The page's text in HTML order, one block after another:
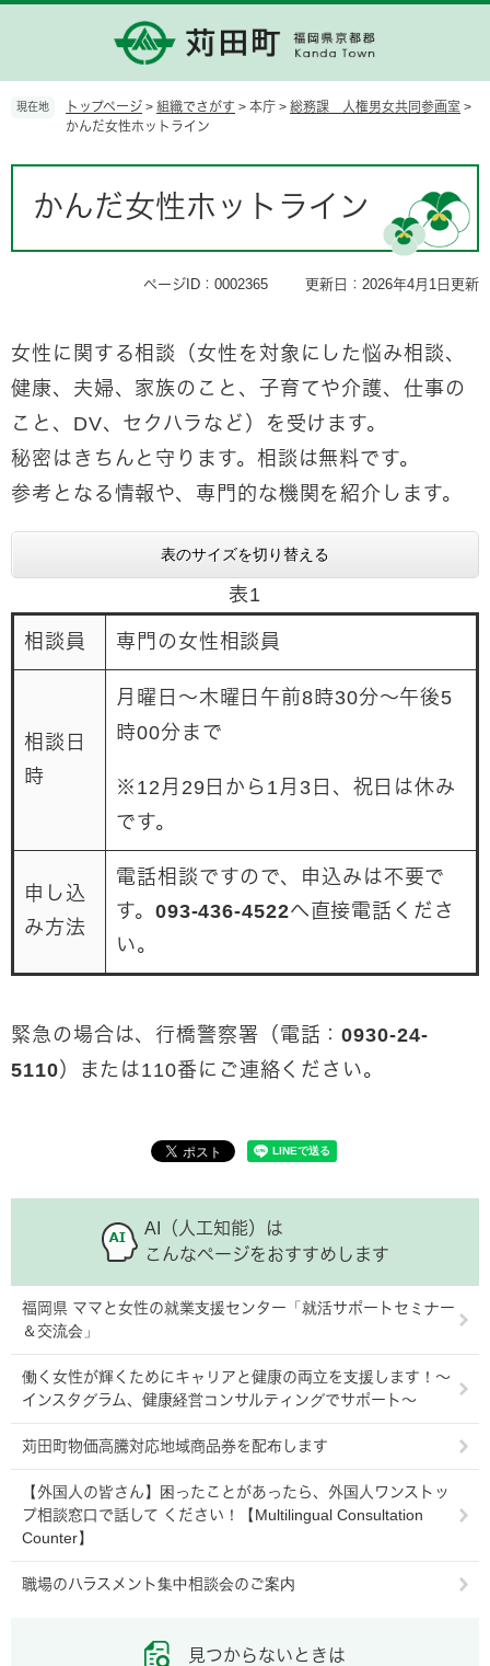
の
す。
ー
し
現在地 トップページ > 組織でさがす > 本庁 > 総務課 人権男女共同参画室 >
かんだ女性ホットライン
かんだ女性ホットライン
ページID：0002365 更新日：2026年4月1日更新
女性に関する相談（女性を対象にした悩み相談、
健康、夫婦、家族のこと、子育てや介護、仕事の
こと、DV、セクハラなど）を受けます。
秘密はきちんと守ります。相談は無料です。
参考となる情報や、専門的な機関を紹介します。
表のサイズを切り替える
表1
相談員 専門の女性相談員
相談日
時
月曜日～木曜日午前8時30分～午後5
時00分まで
※12月29日から1月3日、祝日は休み
です。
申し込
み方法
電話相談ですので、申込みは不要で
す。 093‐436-4522へ直接電話くださ
い。
緊急の場合は、行橋警察署（電話：0930‐24-
5110）または110番にご連絡ください。
AI（人工知能）は
こんなページをおすすめします
福岡県 ママと女性の就業支援センター「就活サポートセミナー
＆交流会」
働く女性が輝くためにキャリアと健康の両立を支援します！～
インスタグラム、健康経営コンサルティングでサポート～
苅田町物価高騰対応地域商品券を配布します
【外国人の皆さん】困ったことがあったら、外国人ワンストッ
プ相談窓口で話して ください！【Multilingual Consultation
Counter】
職場のハラスメント集中相談会のご案内
見つからないときは